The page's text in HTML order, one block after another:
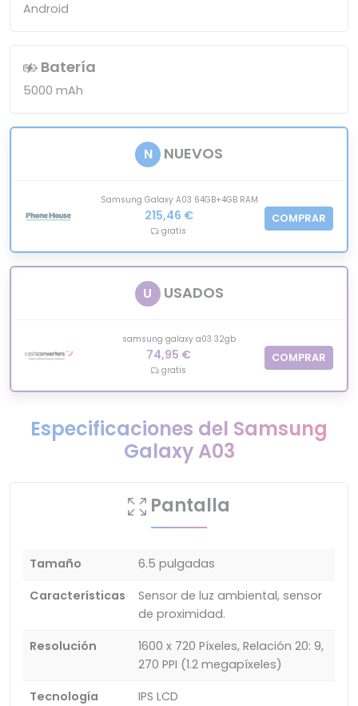
Android
Batería
5000 mAh
N NUEVOS
Samsung Galaxy A03 64GB+4GB RAM
215,46 €
gratis
COMPRAR
U USADOS
samsung galaxy a03 32gb
74,95 €
gratis
COMPRAR
Especificaciones del Samsung
Galaxy A03
Pantalla
Tamaño
6.5 pulgadas
Características
Sensor de luz ambiental, sensor
de proximidad.
Resolución
1600 x 720 Píxeles, Relación 20: 9,
270 PPI (1.2 megapíxeles)
Tecnología
IPS LCD